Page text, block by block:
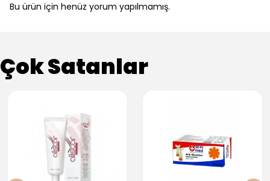
Bu ürün için henüz yorum yapılmamış.
Çok Satanlar